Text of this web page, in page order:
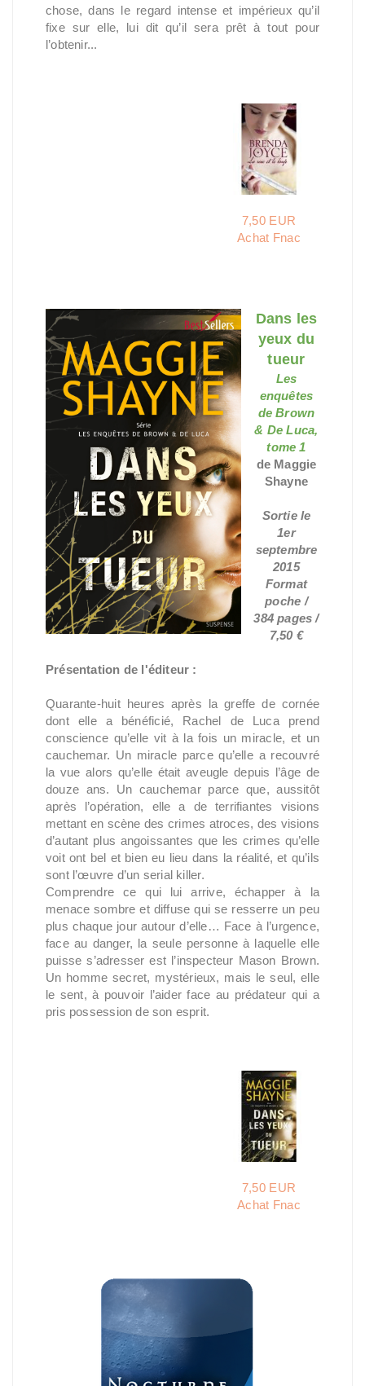
chose, dans le regard intense et impérieux qu’il
fixe sur elle, lui dit qu’il sera prêt à tout pour
l’obtenir...
7,50 EUR
Achat Fnac
Dans les
yeux du
tueur
Les
enquêtes
de Brown
& De Luca,
tome 1
de Maggie
Shayne
Sortie le
1er
septembre
2015
Format
poche /
384 pages /
7,50 €
Présentation de l'éditeur :
Quarante-huit heures après la greffe de cornée
dont elle a bénéficié, Rachel de Luca prend
conscience qu’elle vit à la fois un miracle, et un
cauchemar. Un miracle parce qu’elle a recouvré
la vue alors qu’elle était aveugle depuis l’âge de
douze ans. Un cauchemar parce que, aussitôt
après l’opération, elle a de terrifiantes visions
mettant en scène des crimes atroces, des visions
d’autant plus angoissantes que les crimes qu’elle
voit ont bel et bien eu lieu dans la réalité, et qu’ils
sont l’œuvre d’un serial killer.
Comprendre ce qui lui arrive, échapper à la
menace sombre et diffuse qui se resserre un peu
plus chaque jour autour d’elle… Face à l’urgence,
face au danger, la seule personne à laquelle elle
puisse s’adresser est l’inspecteur Mason Brown.
Un homme secret, mystérieux, mais le seul, elle
le sent, à pouvoir l’aider face au prédateur qui a
pris possession de son esprit.
7,50 EUR
Achat Fnac